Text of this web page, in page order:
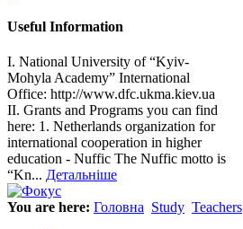
Useful Information
I. National University of “Kyiv-
Mohyla Academy” International
Office: http://www.dfc.ukma.kiev.ua
ІІ. Grants and Programs you can find
here: 1. Netherlands organization for
international cooperation in higher
education - Nuffic The Nuffic motto is
“Kn... Детальніше
You are here: Головна Study Teachers